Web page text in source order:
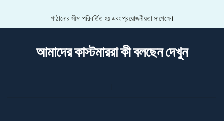
পাঠানোর সীমা পরিবর্তিত হয় এবং প্রয়োজনীয়তা সাপেক্ষে।
আমাদের কাস্টমাররা কী বলছেন দেখুন